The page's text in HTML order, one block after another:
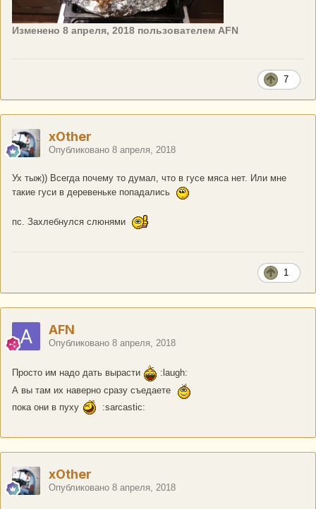
Изменено 8 апреля, 2018 пользователем AFN
7
xOther
Опубликовано 8 апреля, 2018
Ух тыж)) Всегда почему то думал, что в гусе мяса нет. Или мне
такие гуси в деревеньке попадались
пс. Захлебнулся слюнями
1
AFN
Опубликовано 8 апреля, 2018
Просто им надо дать вырасти
:laugh:
А вы там их наверно сразу съедаете
пока они в пуху
:sarcastic:
xOther
Опубликовано 8 апреля, 2018